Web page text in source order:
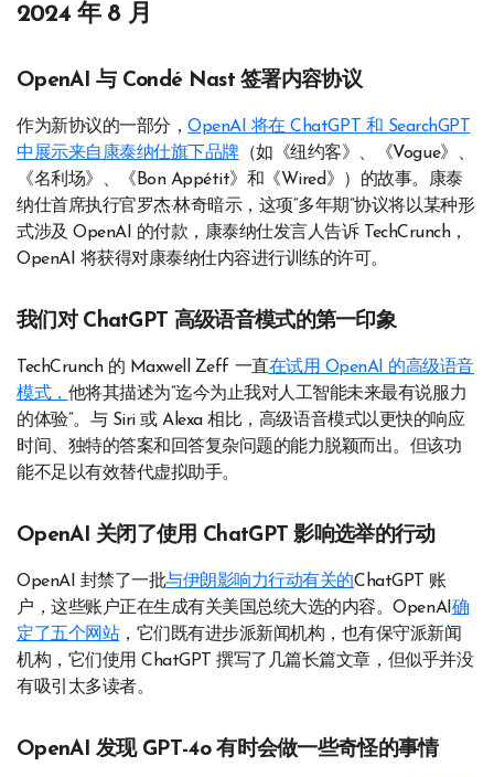
2024 年 8 月
OpenAI 与 Condé Nast 签署内容协议
作为新协议的一部分，OpenAI 将在 ChatGPT 和 SearchGPT
中展示来自康泰纳仕旗下品牌（如《纽约客》、《Vogue》、
《名利场》、《Bon Appétit》和《Wired》）的故事。康泰
纳仕首席执行官罗杰·林奇暗示，这项“多年期”协议将以某种形
式涉及 OpenAI 的付款，康泰纳仕发言人告诉 TechCrunch，
OpenAI 将获得对康泰纳仕内容进行训练的许可。
我们对 ChatGPT 高级语音模式的第一印象
TechCrunch 的 Maxwell Zeff 一直在试用 OpenAI 的高级语音
模式， 他将其描述为“迄今为止我对人工智能未来最有说服力
的体验”。与 Siri 或 Alexa 相比，高级语音模式以更快的响应
时间、独特的答案和回答复杂问题的能力脱颖而出。但该功
能不足以有效替代虚拟助手。
OpenAI 关闭了使用 ChatGPT 影响选举的行动
OpenAI 封禁了一批与伊朗影响力行动有关的ChatGPT 账
户，这些账户正在生成有关美国总统大选的内容。OpenAI 确
定了五个网站，它们既有进步派新闻机构，也有保守派新闻
机构，它们使用 ChatGPT 撰写了几篇长篇文章，但似乎并没
有吸引太多读者。
OpenAI 发现 GPT-4o 有时会做一些奇怪的事情